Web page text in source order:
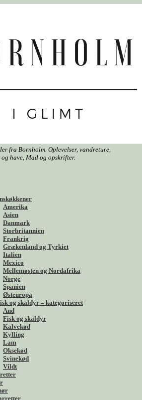
fra Bornholm. Oplevelser, vandreture,
have, Mad og opskrifter.
Amerika
Asien
Danmark
Storbritannien
Frankrig
Grækenland og Tyrkiet
Italien
Mexico
Mellemøsten og Nordafrika
Norge
Spanien
Østeuropa
og skaldyr – kategoriseret
And
Fisk og skaldyr
Kalvekød
Kylling
Lam
Oksekød
Svinekød
Vildt